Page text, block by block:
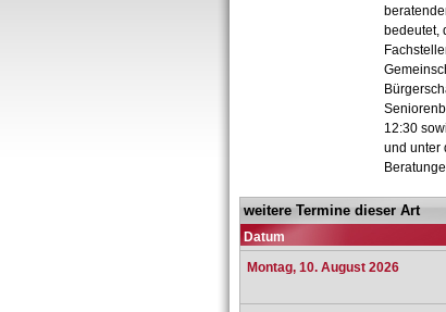
bedeutet,
12:30
und unter
weitere Termine dieser Art
Datum
Montag, 10. August 2026